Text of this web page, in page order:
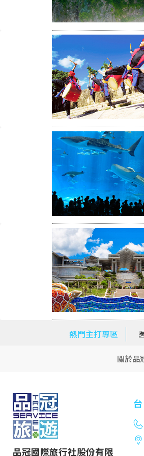
熱門主打專區
關於品
品冠國際旅行社股份有限